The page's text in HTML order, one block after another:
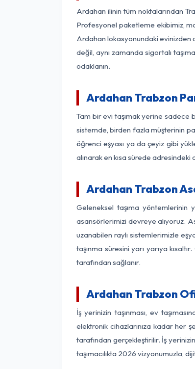
Ardahan ilinin tüm noktalarından
Profesyonel paketleme ekibimiz,
Ardahan lokasyonundaki evinizden
değil, aynı zamanda sigortalı
odaklanın.
Ardahan Trabzon
Tam bir evi taşımak yerine sadece
sistemde, birden fazla müşterinin
öğrenci eşyası ya da çeyiz gibi
alınarak en kısa sürede adresindeki
Ardahan Trabzon
Geleneksel taşıma yöntemlerinin
asansörlerimizi devreye alıyoruz.
uzanabilen raylı sistemlerimizle
taşınma süresini yarı yarıya
tarafından sağlanır.
Ardahan Trabzon
İş yerinizin taşınması, ev
elektronik cihazlarınıza kadar her
tarafından gerçekleştirilir. İş
taşımacılıkta 2026 vizyonumuzla,